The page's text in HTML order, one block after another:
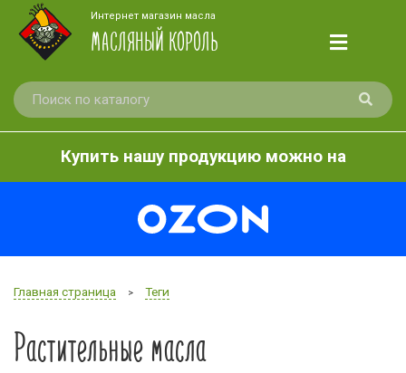
Интернет магазин масла
МАСЛЯНЫЙ КОРОЛЬ
Купить нашу продукцию можно на
Главная страница > Теги
Растительные масла